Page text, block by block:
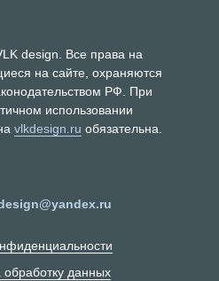
обработку данных
design. Все права на
на сайте, охраняются
РФ. При
использовании
vlkdesign.ru обязательна.